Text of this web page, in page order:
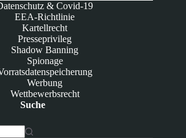
& Covid-19
EEA-Richtlinie
Kartellrecht
Presseprivileg
Shadow Banning
Spionage
Werbung
Wettbewerbsrecht
Suche